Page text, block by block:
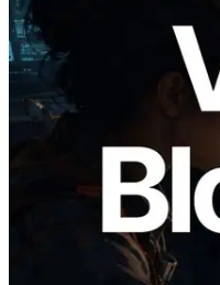
Validators
Analyzer —
producción de
Validador
Leer este artículo